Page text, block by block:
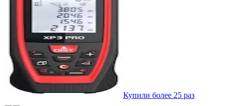
Купили более 25 раз